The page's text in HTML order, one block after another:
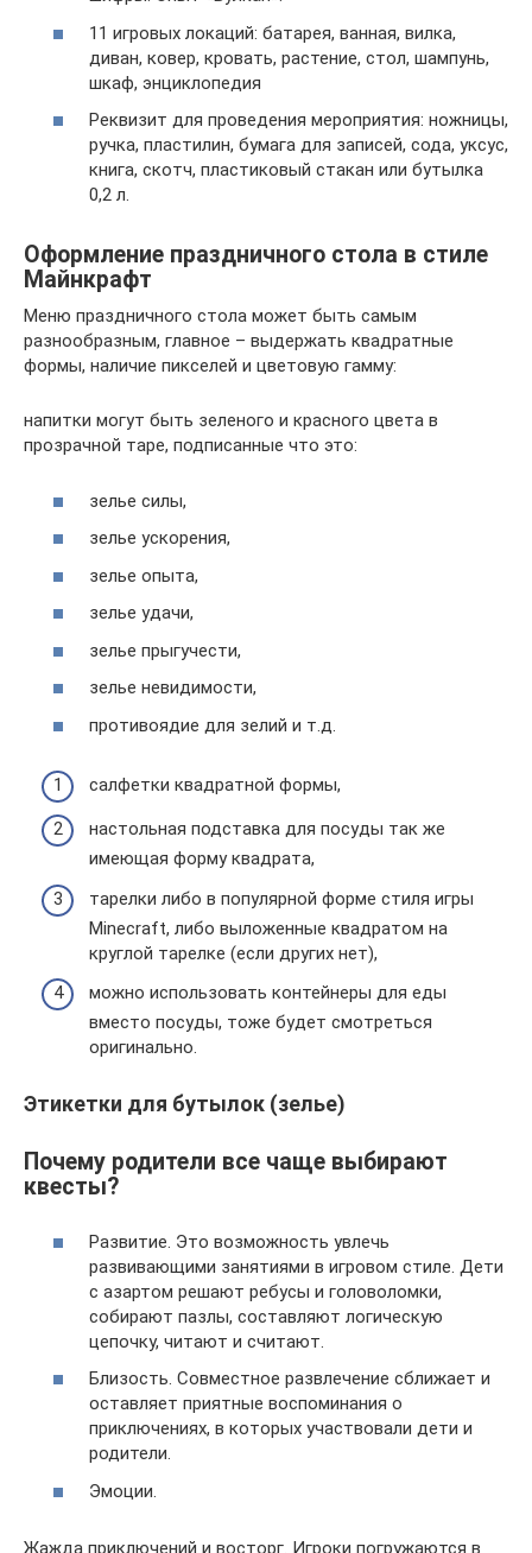
11 игровых локаций: батарея, ванная, вилка,
диван, ковер, кровать, растение, стол, шампунь,
шкаф, энциклопедия
Реквизит для проведения мероприятия: ножницы,
ручка, пластилин, бумага для записей, сода, уксус,
книга, скотч, пластиковый стакан или бутылка
0,2 л.
Оформление праздничного стола в стиле
Майнкрафт
Меню праздничного стола может быть самым
разнообразным, главное – выдержать квадратные
формы, наличие пикселей и цветовую гамму:
напитки могут быть зеленого и красного цвета в
прозрачной таре, подписанные что это:
зелье силы,
зелье ускорения,
зелье опыта,
зелье удачи,
зелье прыгучести,
зелье невидимости,
противоядие для зелий и т.д.
салфетки квадратной формы,
настольная подставка для посуды так же
имеющая форму квадрата,
тарелки либо в популярной форме стиля игры
Minecraft, либо выложенные квадратом на
круглой тарелке (если других нет),
можно использовать контейнеры для еды
вместо посуды, тоже будет смотреться
оригинально.
Этикетки для бутылок (зелье)
Почему родители все чаще выбирают
квесты?
Развитие. Это возможность увлечь
развивающими занятиями в игровом стиле. Дети
с азартом решают ребусы и головоломки,
собирают пазлы, составляют логическую
цепочку, читают и считают.
Близость. Совместное развлечение сближает и
оставляет приятные воспоминания о
приключениях, в которых участвовали дети и
родители.
Эмоции.
Жажда приключений и восторг. Игроки погружаются в